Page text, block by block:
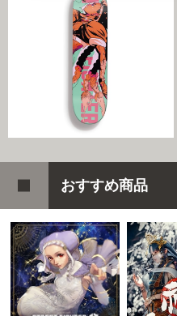
おすすめ商品